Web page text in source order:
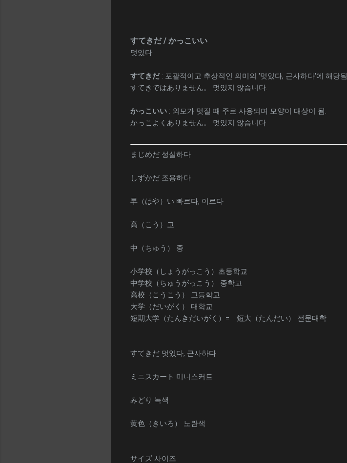
すてきだ / かっこいい
멋있다
すてきだ: 포괄적이고 추상적인 의미의 '멋있다, 근사하다'에 해당됨.
すてきではありません。 멋있지 않습니다.
かっこいい : 외모가 멋질 때 주로 사용되며 모양이 대상이 됨.
かっこよくありません。 멋있지 않습니다.
まじめだ 성실하다
しずかだ 조용하다
早（はや）い 빠르다, 이르다
高（こう）고
中（ちゅう） 중
小学校（しょうがっこう）초등학교
中学校（ちゅうがっこう） 중학교
高校（こうこう） 고등학교
大学（だいがく） 대학교
短期大学（たんきだいがく）= 短大（たんだい） 전문대학
すてきだ 멋있다, 근사하다
ミニスカート 미니스커트
みどり 녹색
黄色（きいろ） 노란색
サイズ 사이즈